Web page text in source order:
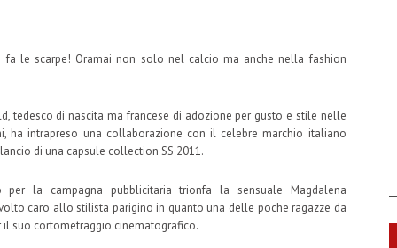
fa le scarpe! Oramai non solo nel calcio ma anche nella fashion
tedesco di nascita ma francese di adozione per gusto e stile nelle
ha intrapreso una collaborazione con il celebre marchio italiano
di una capsule collection SS 2011.
per la campagna pubblicitaria trionfa la sensuale Magdalena
caro allo stilista parigino in quanto una delle poche ragazze da
il suo cortometraggio cinematografico.